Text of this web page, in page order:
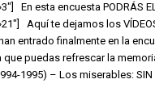
En esta encuesta PODRÁS
Aquí te dejamos los
entrado finalmente en la
puedas refrescar la
1995) – Los miserables: SIN